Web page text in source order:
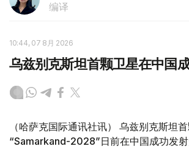
编译
10:44, 07 8月 2026
乌兹别克斯坦首颗卫星在中国
（哈萨克国际通讯社讯） 乌兹别克斯坦
“Samarkand-2028”日前在中国成功发